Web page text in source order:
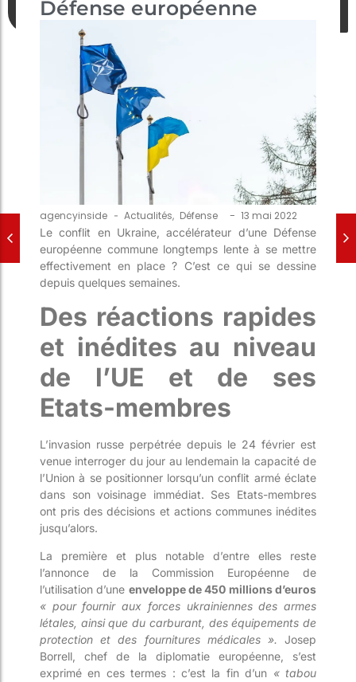
Défense européenne
agencyinside - Actualités, Défense - 13 mai 2022
Le conflit en Ukraine, accélérateur d’une Défense
européenne commune longtemps lente à se mettre
effectivement en place ? C’est ce qui se dessine
depuis quelques semaines.
Des réactions rapides
et inédites au niveau
de l’UE et de ses
Etats-membres
L’invasion russe perpétrée depuis le 24 février est
venue interroger du jour au lendemain la capacité de
l’Union à se positionner lorsqu’un conflit armé éclate
dans son voisinage immédiat. Ses Etats-membres
ont pris des décisions et actions communes inédites
jusqu’alors.
La première et plus notable d’entre elles reste
l’annonce de la Commission Européenne de
l’utilisation d’une enveloppe de 450 millions d’euros
« pour fournir aux forces ukrainiennes des armes
létales, ainsi que du carburant, des équipements de
protection et des fournitures médicales ». Josep
Borrell, chef de la diplomatie européenne, s’est
exprimé en ces termes : c’est la fin d’un « tabou